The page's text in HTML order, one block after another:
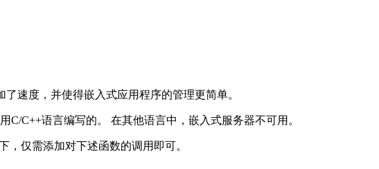
速度，并使得嵌入式应用程序的管理更简单。
C++语言编写的。 在其他语言中，嵌入式服务器不可用。
仅需添加对下述函数的调用即可。